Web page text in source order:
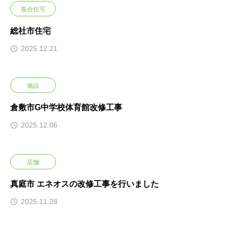
集合住宅
総社市住宅
2025.12.21
施設
倉敷市G中学校体育館改修工事
2025.12.06
店舗
真庭市 エネオスの改修工事を行いました
2025.11.28